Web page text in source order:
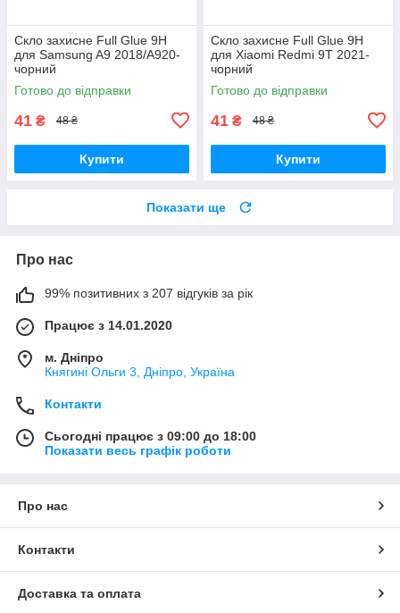
Скло захисне Full Glue 9H
для Samsung A9 2018/A920-
чорний
Готово до відправки
41 ₴ 48 ₴
Купити
Скло захисне Full Glue 9H
для Xiaomi Redmi 9T 2021-
чорний
Готово до відправки
41 ₴ 48 ₴
Купити
Показати ще
Про нас
99% позитивних з 207 відгуків за рік
Працює з 14.01.2020
м. Дніпро
Княгині Ольги 3, Дніпро, Україна
Контакти
Сьогодні працює з 09:00 до 18:00
Показати весь графік роботи
Про нас
Контакти
Доставка та оплата